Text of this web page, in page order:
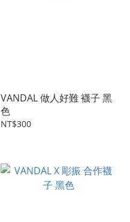
VANDAL 做人好難 襪子 黑
色
NT$300